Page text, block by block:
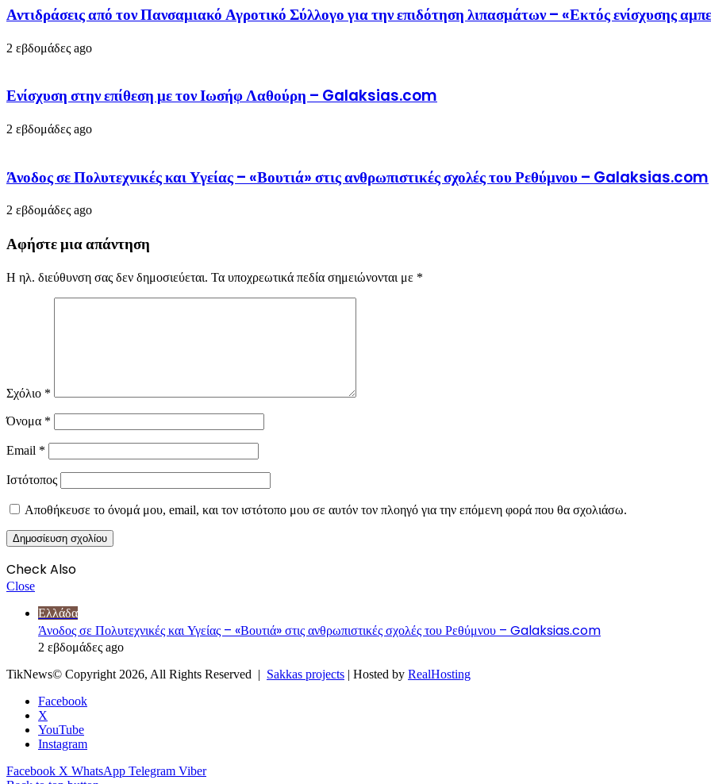
Αντιδράσεις από τον Πανσαμιακό Αγροτικό Σύλλογο για την επιδότηση λιπασμάτων – «Εκτός ενίσχυσης
2 εβδομάδες ago
Ενίσχυση στην επίθεση με τον Ιωσήφ Λαθούρη – Galaksias.com
2 εβδομάδες ago
Άνοδος σε Πολυτεχνικές και Υγείας – «Βουτιά» στις ανθρωπιστικές σχολές του Ρεθύμνου – Galaksias.com
2 εβδομάδες ago
Αφήστε μια απάντηση
Η ηλ. διεύθυνση σας δεν δημοσιεύεται. Τα υποχρεωτικά πεδία σημειώνονται με *
Σχόλιο *
Όνομα *
Email *
Ιστότοπος
Αποθήκευσε το όνομά μου, email, και τον ιστότοπο μου σε αυτόν τον πλοηγό για την επόμενη φορά που θα σχολιάσω.
Check Also
Close
Ελλάδα
Άνοδος σε Πολυτεχνικές και Υγείας – «Βουτιά» στις ανθρωπιστικές σχολές του Ρεθύμνου – Galaksias.com
2 εβδομάδες ago
TikNews© Copyright 2026, All Rights Reserved | Sakkas projects | Hosted by RealHosting
Facebook
X
YouTube
Instagram
Facebook X WhatsApp Telegram Viber